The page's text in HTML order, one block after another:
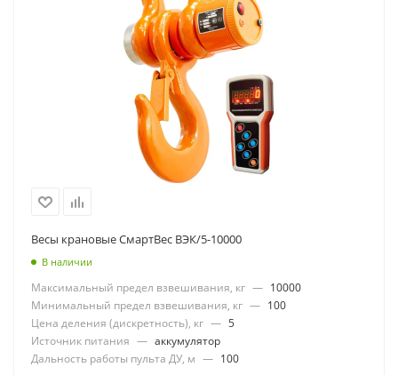
Весы крановые СмартВес ВЭК/5-10000
В наличии
Максимальный предел взвешивания, кг — 10000
Минимальный предел взвешивания, кг — 100
Цена деления (дискретность), кг — 5
Источник питания — аккумулятор
Дальность работы пульта ДУ, м — 100